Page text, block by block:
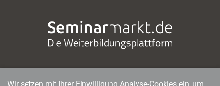
managerSeminare Verlags GmbH | Endenicher Str. 41 |
Wir setzen mit Ihrer Einwilligung Analyse-Cookies ein, um